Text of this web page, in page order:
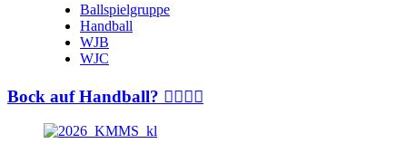
Ballspielgruppe
Handball
WJB
WJC
Bock auf Handball? 🤾‍♂️🤾‍♀️